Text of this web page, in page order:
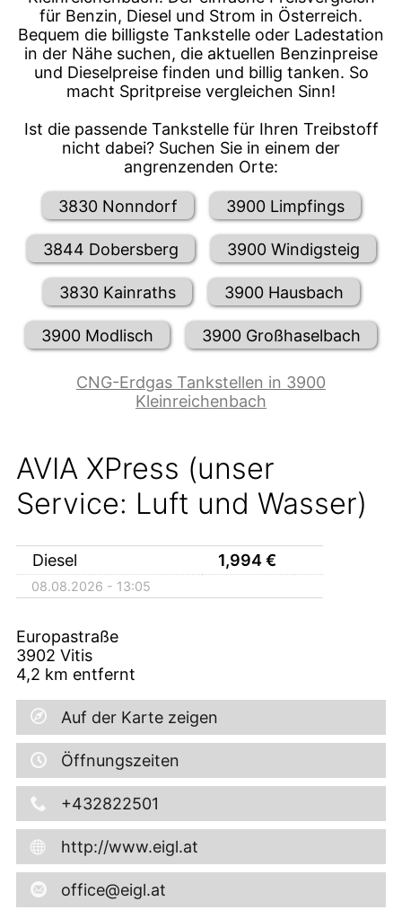
für Benzin, Diesel und Strom in Österreich.
Bequem die billigste Tankstelle oder Ladestation
in der Nähe suchen, die aktuellen Benzinpreise
und Dieselpreise finden und billig tanken. So
macht Spritpreise vergleichen Sinn!
Ist die passende Tankstelle für Ihren Treibstoff
nicht dabei? Suchen Sie in einem der
angrenzenden Orte:
3830 Nonndorf 3900 Limpfings
3844 Dobersberg 3900 Windigsteig
3830 Kainraths 3900 Hausbach
3900 Modlisch 3900 Großhaselbach
CNG-Erdgas Tankstellen in 3900
Kleinreichenbach
AVIA XPress (unser
Service: Luft und Wasser)
Diesel 1,994€
08.08.2026 - 13:05
Europastraße
3902 Vitis
4,2 km entfernt
Auf der Karte zeigen
Öffnungszeiten
+432822501
http://www.eigl.at
office@eigl.at